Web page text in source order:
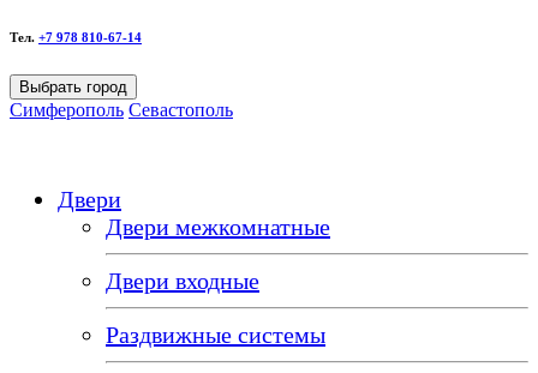
Тел. +7 978 810-67-14
Выбрать город
Симферополь Севастополь
Двери
Двери межкомнатные
Двери входные
Раздвижные системы